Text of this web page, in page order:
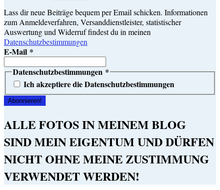
Lass dir neue Beiträge bequem per Email schicken. Informationen
zum Anmeldeverfahren, Versanddienstleister, statistischer
Auswertung und Widerruf findest du in meinen
Datenschutzbestimmungen
E-Mail *
Datenschutzbestimmungen *
Ich akzeptiere die Datenschutzbestimmungen
ALLE FOTOS IN MEINEM BLOG
SIND MEIN EIGENTUM UND DÜRFEN
NICHT OHNE MEINE ZUSTIMMUNG
VERWENDET WERDEN!